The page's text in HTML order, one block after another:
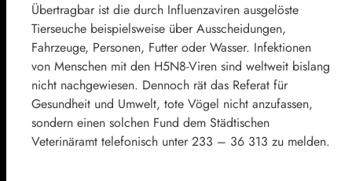
Übertragbar ist die durch Influenzaviren ausgelöste
Tierseuche beispielsweise über Ausscheidungen,
Fahrzeuge, Personen, Futter oder Wasser. Infektionen
von Menschen mit den H5N8-Viren sind weltweit bislang
nicht nachgewiesen. Dennoch rät das Referat für
Gesundheit und Umwelt, tote Vögel nicht anzufassen,
sondern einen solchen Fund dem Städtischen
Veterinäramt telefonisch unter 233 – 36 313 zu melden.